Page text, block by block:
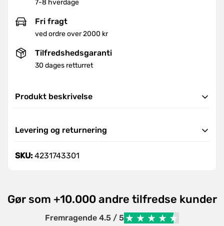
7-8 hverdage
Fri fragt
ved ordre over 2000 kr
Tilfredshedsgaranti
30 dages retturret
Produkt beskrivelse
Levering og returnering
Levering
er fragten koste99 DKK.
Når din ordre er afsendt, vil du modtage en
SKU: 4231743301
Gør som +10.000 andre tilfredse kunder
Fremragende 4.5 / 5